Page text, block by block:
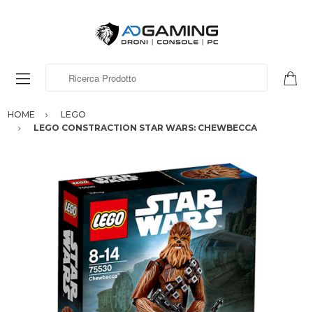
HOME
LEGO
LEGO CONSTRACTION STAR WARS: CHEWBECCA